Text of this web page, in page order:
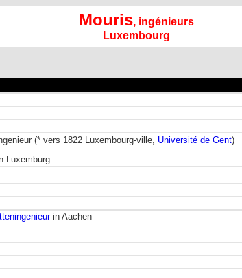
Mouris, ingénieurs
Luxembourg
(* vers 1822 Luxembourg-ville, Université de Gent)
Luxemburg
in Aachen